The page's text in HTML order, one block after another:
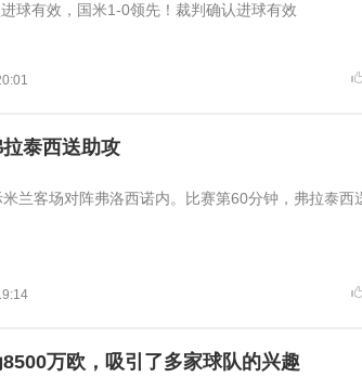
球有效，国米1-0领先！裁判确认进球有效
泰西送助攻
兰客场对阵弗洛西诺内。比赛第60分钟，弗拉泰西
万欧，吸引了多家球队的兴趣